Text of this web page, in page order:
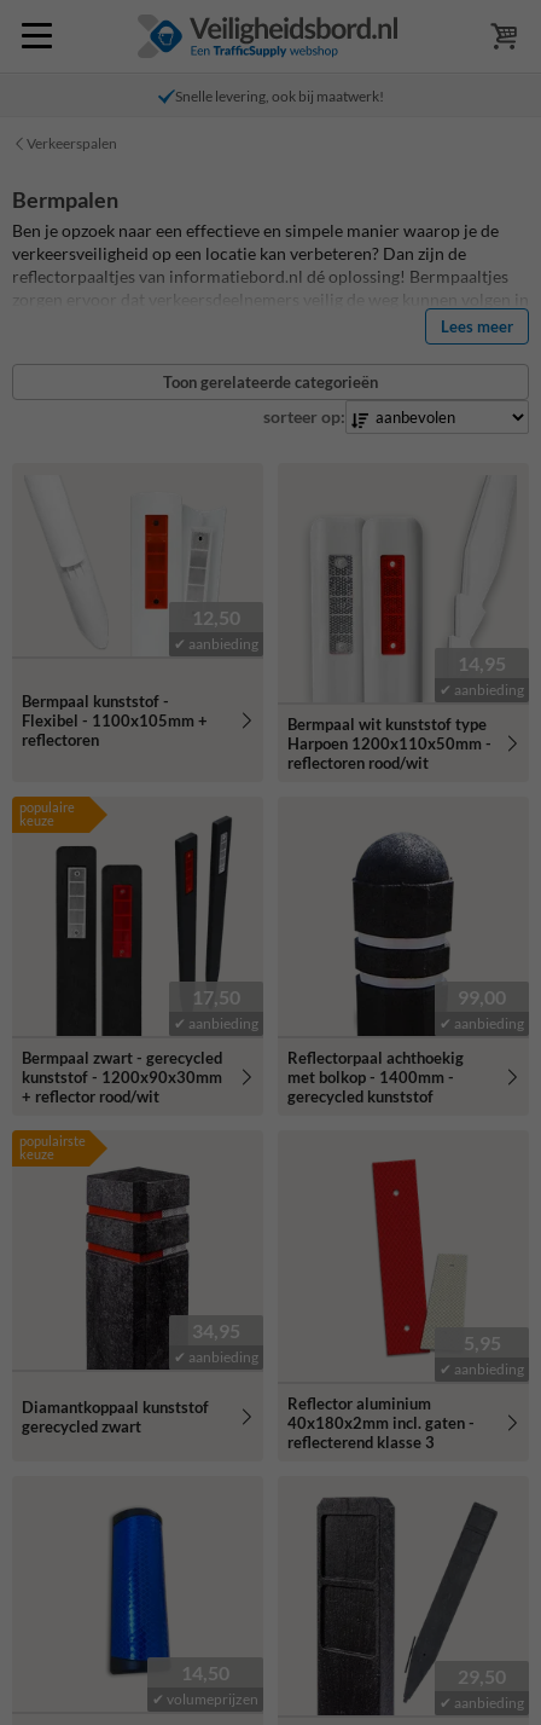
Snelle levering, ook bij maatwerk!
Verkeerspalen
Bermpalen
Ben je opzoek naar een effectieve en simpele manier waarop je de
verkeersveiligheid op een locatie kan verbeteren? Dan zijn de
reflectorpaaltjes van informatiebord.nl dé oplossing! Bermpaaltjes
zorgen ervoor dat verkeersdeelnemers veilig de weg kunnen volgen in
het donker of tijdens hevige weersomstandigheden, bovendien zijn de
bermpalen gemakkelijk en snel te installeren. Bermpalen zijn
verkrijgbaar in verschillende uitvoeringen en kleuren, voor
verschillende situaties. Reflectorpalen worden vervaardigd uit
kuststof, dat bestand is tegen alle weersomstandigheden en wat
Lees meer
Toon gerelateerde categorieën
sorteer op:
12,50
✔ aanbieding
Bermpaal kunststof -
Flexibel - 1100x105mm +
reflectoren
14,95
✔ aanbieding
Bermpaal wit kunststof type
Harpoen 1200x110x50mm -
reflectoren rood/wit
populaire
keuze
17,50
✔ aanbieding
Bermpaal zwart - gerecycled
kunststof - 1200x90x30mm
+ reflector rood/wit
99,00
✔ aanbieding
Reflectorpaal achthoekig
met bolkop - 1400mm -
gerecycled kunststof
populairste
keuze
34,95
✔ aanbieding
Diamantkoppaal kunststof
gerecycled zwart
5,95
✔ aanbieding
Reflector aluminium
40x180x2mm incl. gaten -
reflecterend klasse 3
14,50
✔ volumeprijzen
29,50
✔ aanbieding